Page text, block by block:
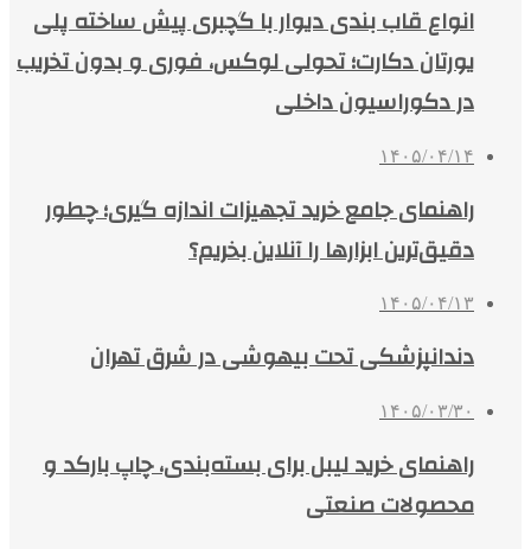
انواع قاب بندی دیوار با گچبری پیش ساخته پلی
یورتان دکارت؛ تحولی لوکس، فوری و بدون تخریب
در دکوراسیون داخلی
۱۴۰۵/۰۴/۱۴
راهنمای جامع خرید تجهیزات اندازه گیری؛ چطور
دقیق‌ترین ابزارها را آنلاین بخریم؟
۱۴۰۵/۰۴/۱۳
دندانپزشکی تحت بیهوشی در شرق تهران
۱۴۰۵/۰۳/۳۰
راهنمای خرید لیبل برای بسته‌بندی، چاپ بارکد و
محصولات صنعتی